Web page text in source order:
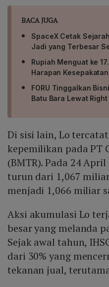
BACA JUGA
SpaceX Cetak
Jadi yang Terbesar
Rupiah Menguat ke
Harapan
FORU Tinggalkan
Batu Bara Lewat
Di sisi lain, Lo
kepemilikan pada PT
(BMTR). Pada 24
turun dari 1,067
menjadi 1,066 miliar
Aksi akumulasi Lo
besar yang melanda
Sejak awal tahun,
dari 30% yang
tekanan jual,